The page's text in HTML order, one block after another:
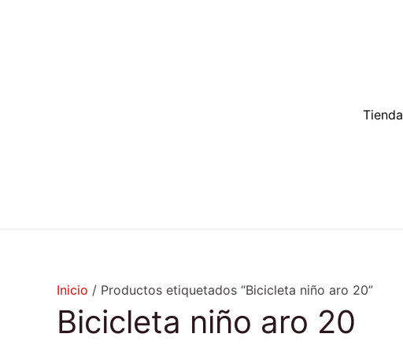
Tienda
Inicio / Productos etiquetados “Bicicleta niño aro 20”
Bicicleta niño aro 20